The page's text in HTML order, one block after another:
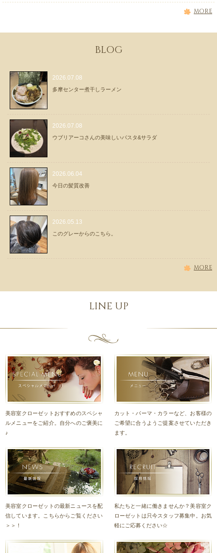
MORE
BLOG
2026.07.08
多摩センター煮干しラーメン
2026.07.08
ウブリアーコさんの美味しいパスタ&サラダ
2026.06.04
今日の髪質改善
2026.05.13
このグレーからのこちら。
MORE
LINE UP
美容室クローゼットおすすめのスペシャ
ルメニューをご紹介。自分へのご褒美に
♪
カット・パーマ・カラーなど、お客様の
ご希望に合うようご提案させていただき
ます。
美容室クローゼットの最新ニュースを配
信しています。こちらからご覧ください
＞＞！
私たちと一緒に働きませんか？美容室ク
ローゼットは只今スタッフ募集中。お気
軽にご応募ください☆